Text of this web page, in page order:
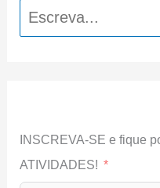
Pesquisar
INSCREVA-SE e fique
ATIVIDADES!